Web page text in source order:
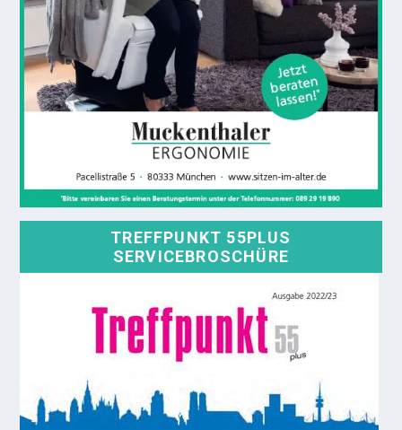
TREFFPUNKT 55PLUS
SERVICEBROSCHÜRE